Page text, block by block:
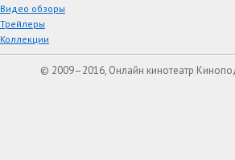
Видео обзоры
Трейлеры
Коллекции
© 2009–2016, Онлайн кинотеатр